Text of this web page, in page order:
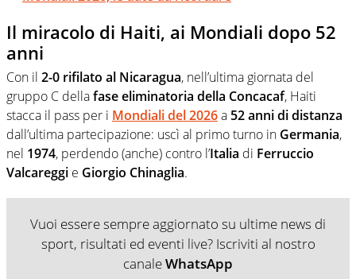
Il miracolo di Haiti, ai Mondiali dopo 52
anni
Con il 2-0 rifilato al Nicaragua, nell’ultima giornata del
gruppo C dellafase eliminatoria della Concacaf, Haiti
stacca il pass per i Mondiali del 2026a 52 anni di distanza
dall’ultima partecipazione: uscì al primo turno in Germania,
nel 1974, perdendo (anche) contro l’Italia di Ferruccio
Valcareggi e Giorgio Chinaglia.
Vuoi essere sempre aggiornato su ultime news di
sport, risultati ed eventi live? Iscriviti al nostro
canaleWhatsApp